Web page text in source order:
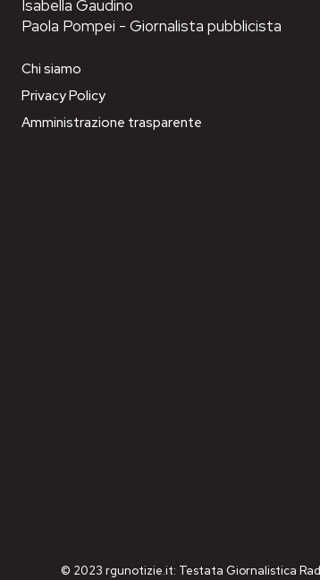
Isabella Gaudino
Paola Pompei - Giornalista pubblicista
Chi siamo
Privacy Policy
Amministrazione trasparente
© 2023 rgunotizie.it: Testata Giornalistica